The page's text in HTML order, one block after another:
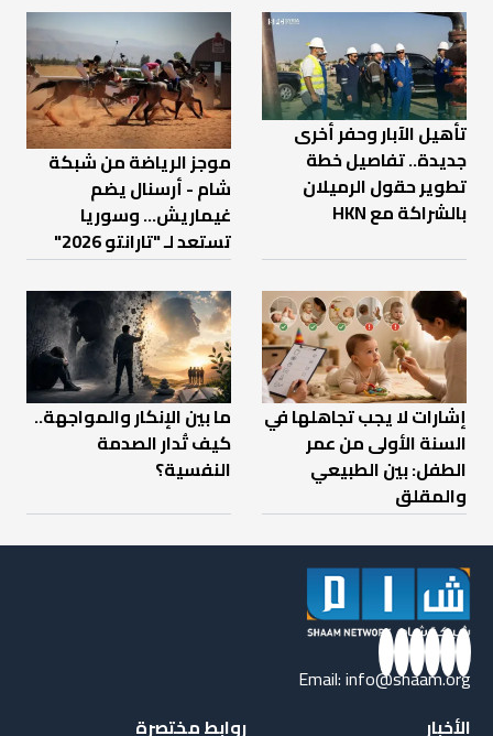
تأهيل الآبار وحفر أخرى
جديدة.. تفاصيل خطة
تطوير حقول الرميلان
بالشراكة مع HKN
موجز الرياضة من شبكة
شام - أرسنال يضم
غيماريش... وسوريا
تستعد لـ "تارانتو 2026"
إشارات لا يجب تجاهلها في
السنة الأولى من عمر
الطفل: بين الطبيعي
والمقلق
ما بين الإنكار والمواجهة..
كيف تُدار الصدمة
النفسية؟
Email:info@shaam.org
الأخبار
روابط مختصرة